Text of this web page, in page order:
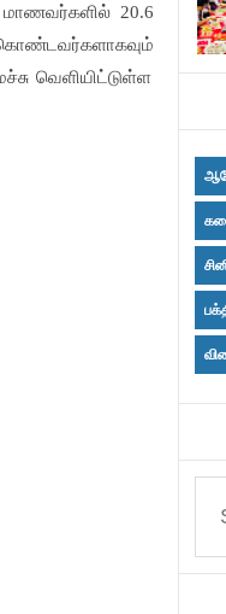
மாணவர்களில் 20.6
வெளியிட்டுள்ள